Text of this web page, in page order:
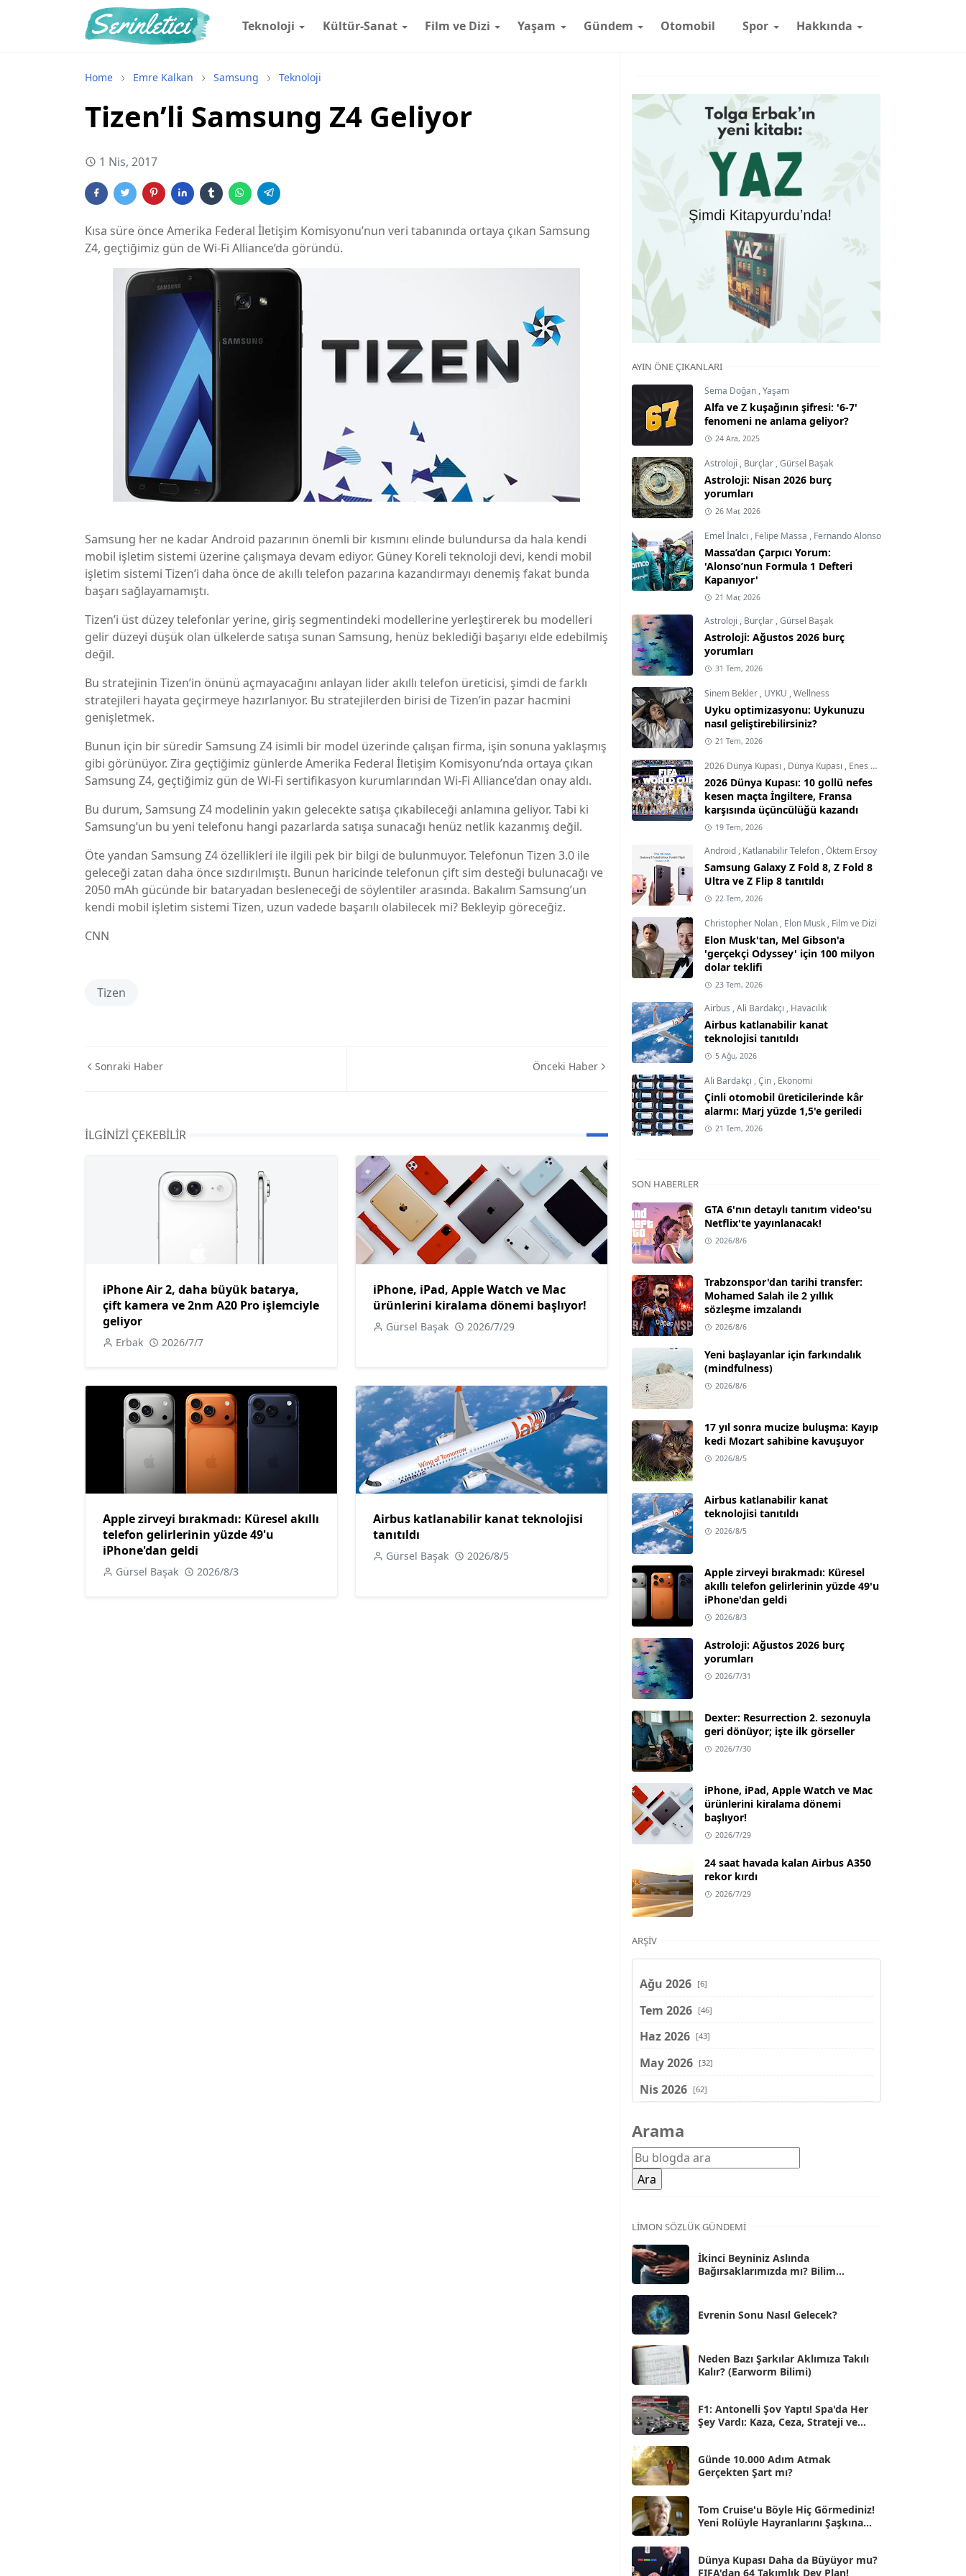
Teknoloji Kültür-Sanat Film ve Dizi Yaşam Gündem Otomobil Spor Hakkında
Home Emre Kalkan Samsung Teknoloji
Tizen’li Samsung Z4 Geliyor
1 Nis, 2017
Kısa süre önce Amerika Federal İletişim Komisyonu’nun veri tabanında ortaya çıkan Samsung
Z4, geçtiğimiz gün de Wi-Fi Alliance’da göründü.
Samsung her ne kadar Android pazarının önemli bir kısmını elinde bulundursa da hala kendi
mobil işletim sistemi üzerine çalışmaya devam ediyor. Güney Koreli teknoloji devi, kendi mobil
işletim sistemi Tizen’i daha önce de akıllı telefon pazarına kazandırmayı denemiş fakat bunda
başarı sağlayamamıştı.
Tizen’i üst düzey telefonlar yerine, giriş segmentindeki modellerine yerleştirerek bu modelleri
gelir düzeyi düşük olan ülkelerde satışa sunan Samsung, henüz beklediği başarıyı elde edebilmiş
değil.
Bu stratejinin Tizen’in önünü açmayacağını anlayan lider akıllı telefon üreticisi, şimdi de farklı
stratejileri hayata geçirmeye hazırlanıyor. Bu stratejilerden birisi de Tizen’in pazar hacmini
genişletmek.
Bunun için bir süredir Samsung Z4 isimli bir model üzerinde çalışan firma, işin sonuna yaklaşmış
gibi görünüyor. Zira geçtiğimiz günlerde Amerika Federal İletişim Komisyonu’nda ortaya çıkan
Samsung Z4, geçtiğimiz gün de Wi-Fi sertifikasyon kurumlarından Wi-Fi Alliance’dan onay aldı.
Bu durum, Samsung Z4 modelinin yakın gelecekte satışa çıkabileceği anlamına geliyor. Tabi ki
Samsung’un bu yeni telefonu hangi pazarlarda satışa sunacağı henüz netlik kazanmış değil.
Öte yandan Samsung Z4 özellikleri ile ilgili pek bir bilgi de bulunmuyor. Telefonun Tizen 3.0 ile
geleceği zatan daha önce sızdırılmıştı. Bunun haricinde telefonun çift sim desteği bulunacağı ve
2050 mAh gücünde bir bataryadan besleneceği de söylentiler arasında. Bakalım Samsung’un
kendi mobil işletim sistemi Tizen, uzun vadede başarılı olabilecek mi? Bekleyip göreceğiz.
CNN
Tizen
Sonraki Haber Önceki Haber
İLGINIZI ÇEKEBILIR
iPhone Air 2, daha büyük batarya,
çift kamera ve 2nm A20 Pro işlemciyle
geliyor
Erbak 2026/7/7
iPhone, iPad, Apple Watch ve Mac
ürünlerini kiralama dönemi başlıyor!
Gürsel Başak 2026/7/29
Apple zirveyi bırakmadı: Küresel akıllı
telefon gelirlerinin yüzde 49'u
iPhone'dan geldi
Gürsel Başak 2026/8/3
Airbus katlanabilir kanat teknolojisi
tanıtıldı
Gürsel Başak 2026/8/5
AYIN ÖNE ÇIKANLARI
Sema Doğan ,Yaşam
Alfa ve Z kuşağının şifresi: '6-7'
fenomeni ne anlama geliyor?
24 Ara, 2025
Astroloji , Burçlar ,Gürsel Başak
Astroloji: Nisan 2026 burç
yorumları
26 Mar, 2026
Emel İnalcı , Felipe Massa , Fernando Alonso
Massa’dan Çarpıcı Yorum:
'Alonso’nun Formula 1 Defteri
Kapanıyor'
21 Mar, 2026
Astroloji , Burçlar ,Gürsel Başak
Astroloji: Ağustos 2026 burç
yorumları
31 Tem, 2026
Sinem Bekler , UYKU ,Wellness
Uyku optimizasyonu: Uykunuzu
nasıl geliştirebilirsiniz?
21 Tem, 2026
2026 Dünya Kupası , Dünya Kupası , Enes Demircioğlu
2026 Dünya Kupası: 10 gollü nefes
kesen maçta İngiltere, Fransa
karşısında üçüncülüğü kazandı
19 Tem, 2026
Android , Katlanabilir Telefon ,Öktem Ersoy
Samsung Galaxy Z Fold 8, Z Fold 8
Ultra ve Z Flip 8 tanıtıldı
22 Tem, 2026
Christopher Nolan , Elon Musk , Film ve Dizi
Elon Musk'tan, Mel Gibson'a
'gerçekçi Odyssey' için 100 milyon
dolar teklifi
23 Tem, 2026
Airbus ,Ali Bardakçı , Havacılık
Airbus katlanabilir kanat
teknolojisi tanıtıldı
5 Ağu, 2026
Ali Bardakçı ,Çin , Ekonomi
Çinli otomobil üreticilerinde kâr
alarmı: Marj yüzde 1,5'e geriledi
21 Tem, 2026
SON HABERLER
GTA 6'nın detaylı tanıtım video'su
Netflix'te yayınlanacak!
2026/8/6
Trabzonspor'dan tarihi transfer:
Mohamed Salah ile 2 yıllık
sözleşme imzalandı
2026/8/6
Yeni başlayanlar için farkındalık
(mindfulness)
2026/8/6
17 yıl sonra mucize buluşma: Kayıp
kedi Mozart sahibine kavuşuyor
2026/8/5
Airbus katlanabilir kanat
teknolojisi tanıtıldı
2026/8/5
Apple zirveyi bırakmadı: Küresel
akıllı telefon gelirlerinin yüzde 49'u
iPhone'dan geldi
2026/8/3
Astroloji: Ağustos 2026 burç
yorumları
2026/7/31
Dexter: Resurrection 2. sezonuyla
geri dönüyor; işte ilk görseller
2026/7/30
iPhone, iPad, Apple Watch ve Mac
ürünlerini kiralama dönemi
başlıyor!
2026/7/29
24 saat havada kalan Airbus A350
rekor kırdı
2026/7/29
ARŞIV
Ağu 2026 [6]
Tem 2026 [46]
Haz 2026 [43]
May 2026 [32]
Nis 2026 [62]
Şub 2026
Oca 2026 [72]
Ara 2025
Kas 2025
Eki 2025
Eyl 2025 [56]
Ağu 2025
Tem 2025
Haz 2025
May 2025 [54]
Nis 2025 [56]
Mar 2025 [50]
Şub 2025 [57]
Oca 2025
Ara 2024 [25]
Kas 2024
Eki 2024 [46]
Arama
LIMON SÖZLÜK GÜNDEMI
İkinci Beyniniz Aslında
Bağırsaklarımızda mı? Bilim
Evrenin Sonu Nasıl Gelecek?
Neden Bazı Şarkılar Aklımıza Takılı
Kalır? (Earworm Bilimi)
F1: Antonelli Şov Yaptı! Spa'da Her
Şey Vardı: Kaza, Ceza, Strateji ve
Günde 10.000 Adım Atmak
Gerçekten Şart mı?
Tom Cruise'u Böyle Hiç Görmediniz!
Yeni Rolüyle Hayranlarını Şaşkına
Dünya Kupası Daha da Büyüyor mu?
FIFA'dan 64 Takımlık Dev Plan!